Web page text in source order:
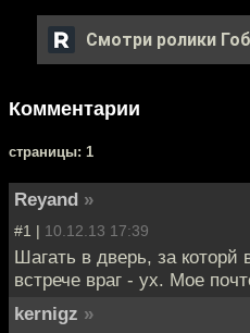
Смотри ролики
Комментарии
cтраницы: 1
Reyand »
#1 | 10.12.13 17:39
Шагать в дверь, за которй
встрече враг - ух. Мое
kernigz »